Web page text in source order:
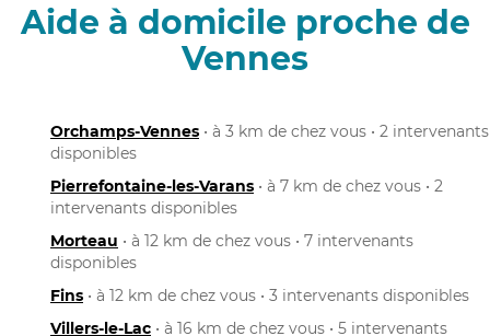
Aide à domicile proche de
Vennes
Orchamps-Vennes • à 3 km de chez vous • 2 intervenants
disponibles
Pierrefontaine-les-Varans • à 7 km de chez vous • 2
intervenants disponibles
Morteau • à 12 km de chez vous • 7 intervenants
disponibles
Fins • à 12 km de chez vous • 3 intervenants disponibles
Villers-le-Lac • à 16 km de chez vous • 5 intervenants